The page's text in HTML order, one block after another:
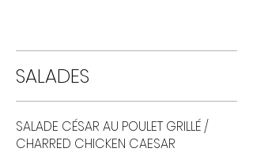
SALADES
SALADE CÉSAR AU POULET GRILLÉ /
CHARRED CHICKEN CAESAR